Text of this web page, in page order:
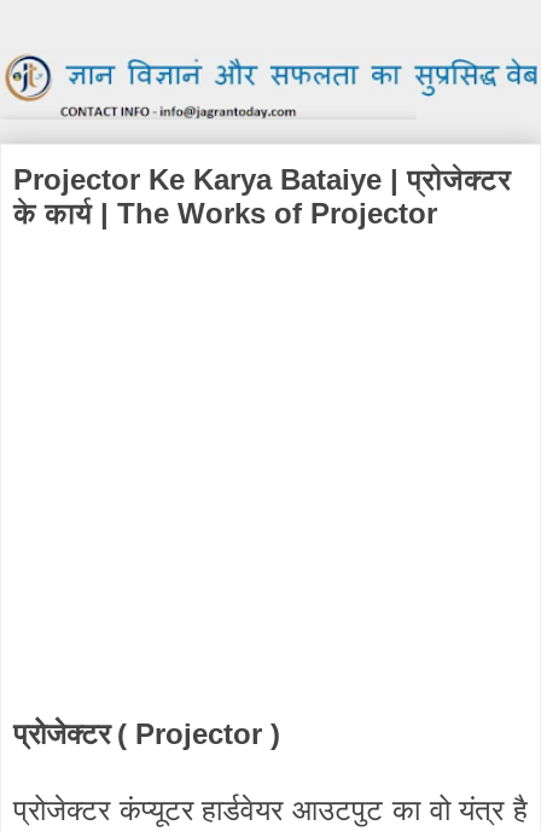
Projector Ke Karya Bataiye | प्रोजेक्टर
के कार्य | The Works of Projector
प्रोजेक्टर( Projector )
प्रोजेक्टर कंप्यूटर हार्डवेयर आउटपुट का वो यंत्र है